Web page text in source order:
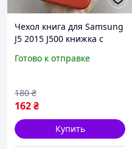
Чехол книга для Samsung
J5 2015 J500 книжка с
самсунг дж5 дж500
Готово к отправке
162₴
180 ₴
Купить